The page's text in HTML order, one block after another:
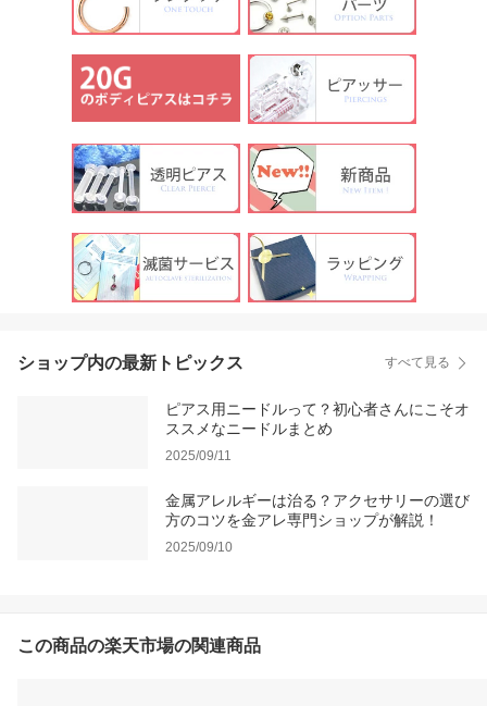
ショップ内の最新トピックス すべて見る
ピアス用ニードルって？初心者さんにこそオ
ススメなニードルまとめ
2025/09/11
金属アレルギーは治る？アクセサリーの選び
方のコツを金アレ専門ショップが解説！
2025/09/10
この商品の楽天市場の関連商品